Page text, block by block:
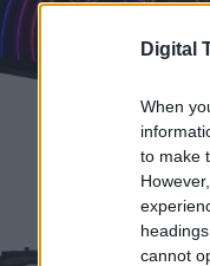
Digital
When
to make
cannot